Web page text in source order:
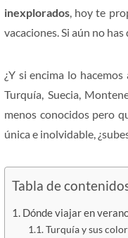
inexplorados, hoy te
vacaciones. Si aún no
¿Y si encima lo
Turquía, Suecia,
menos conocidos pero
única e inolvidable,
Tabla de
Dónde viajar en
Turquía y sus